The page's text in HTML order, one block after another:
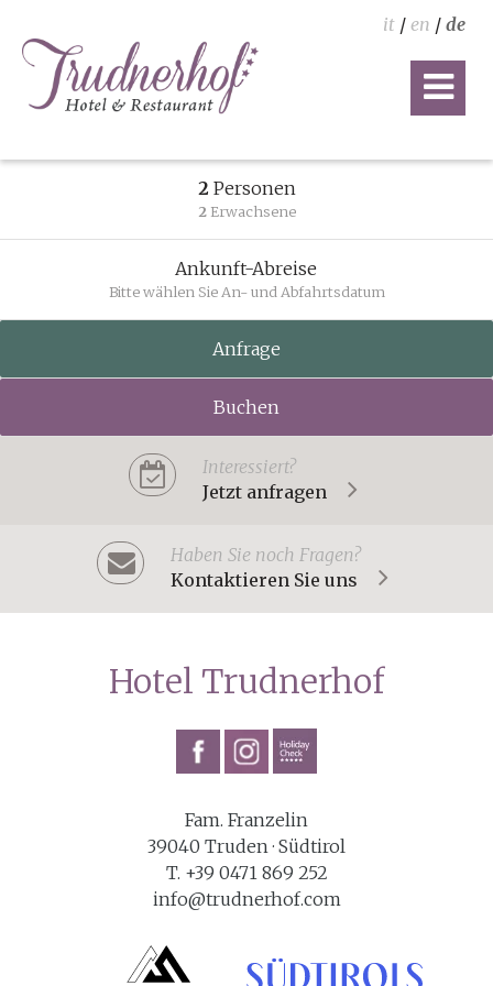
it / en / de
2 Personen
2 Erwachsene
Ankunft-Abreise
Bitte wählen Sie An- und Abfahrtsdatum
Anfrage
Buchen
Interessiert?
Jetzt anfragen
Haben Sie noch Fragen?
Kontaktieren Sie uns
Hotel Trudnerhof
Fam. Franzelin
39040 Truden · Südtirol
T. +39 0471 869 252
info@trudnerhof.com